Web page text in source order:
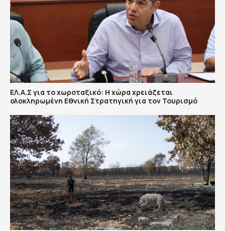
ΕΛ.Α.Σ για το χωροταξικό: Η χώρα χρειάζεται
ολοκληρωμένη Εθνική Στρατηγική για τον Τουρισμό